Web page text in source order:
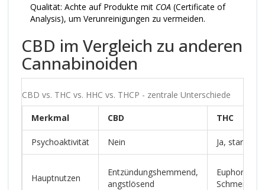
Qualität: Achte auf Produkte mit COA (Certificate of
Analysis), um Verunreinigungen zu vermeiden.
CBD im Vergleich zu anderen
Cannabinoiden
CBD vs. THC vs. HHC vs. THCP - zentrale Unterschiede
Merkmal CBD THC
Psychoaktivität Nein Ja, stark
Hauptnutzen
Entzündungshemmend,
angstlösend
Euphorie,
Schmerz